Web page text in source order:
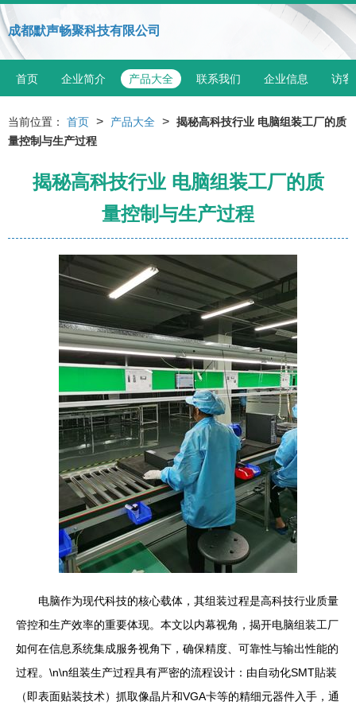
成都默声畅聚科技有限公司
首页 企业简介 产品大全 联系我们 企业信息 访客
当前位置： 首页 > 产品大全 > 揭秘高科技行业 电脑组装工厂的质
量控制与生产过程
揭秘高科技行业 电脑组装工厂的质
量控制与生产过程
电脑作为现代科技的核心载体，其组装过程是高科技行业质量
管控和生产效率的重要体现。本文以内幕视角，揭开电脑组装工厂
如何在信息系统集成服务视角下，确保精度、可靠性与输出性能的
过程。\n\n组装生产过程具有严密的流程设计：由自动化SMT貼装
（即表面贴装技术）抓取像晶片和VGA卡等的精细元器件入手，通